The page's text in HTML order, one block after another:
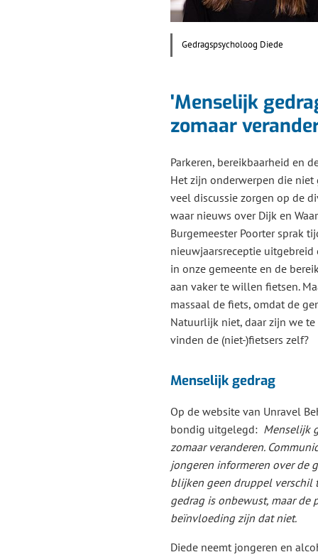
Gedragspsycholoog Diede
'Menselijk
zomaar
Parkeren, bereikbaarheid en
Het zijn onderwerpen die
veel discussie zorgen op de
waar nieuws over Dijk en
Burgemeester Poorter sprak
nieuwjaarsreceptie
in onze gemeente en de
aan vaker te willen fietsen.
massaal de fiets, omdat de
Natuurlijk niet, daar zijn we
vinden de (niet-)fietsers zelf?
Menselijk gedrag
Op de website van Unravel
bondig uitgelegd: Menselijk
zomaar veranderen.
jongeren informeren over de
blijken geen druppel verschil
gedrag is onbewust, maar de
beïnvloeding zijn dat niet.
Diede neemt jongeren en